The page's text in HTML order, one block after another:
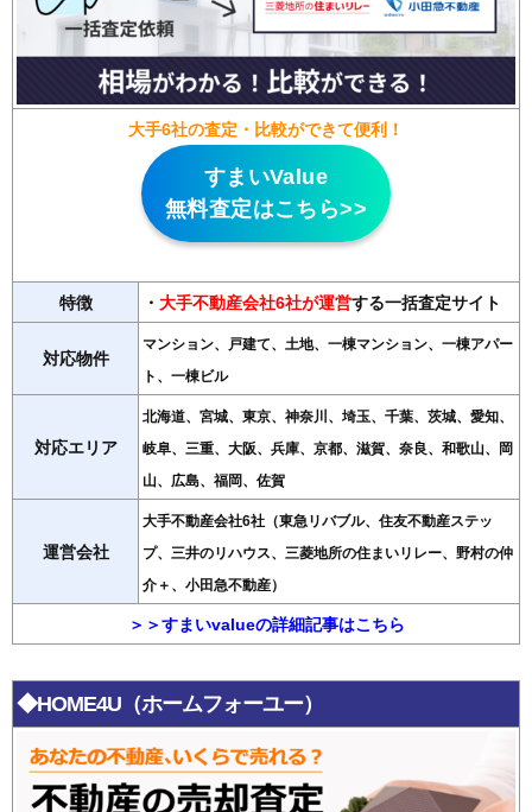
大手6社の査定・比較ができて便利！
すまいValue
無料査定はこちら>>
特徴 ・ 大手不動産会社6社が運営する一括査定サイト
対応物件
マンション、戸建て、土地、一棟マンション、一棟アパー
ト、一棟ビル
対応エリア
北海道、宮城、東京、神奈川、埼玉、千葉、茨城、愛知、
岐阜、三重、大阪、兵庫、京都、滋賀、奈良、和歌山、岡
山、広島、福岡、佐賀
運営会社
大手不動産会社6社（東急リバブル、住友不動産ステッ
プ、三井のリハウス、三菱地所の住まいリレー、野村の仲
介＋、小田急不動産）
＞＞すまいvalueの詳細記事はこちら
◆HOME4U（ホームフォーユー）